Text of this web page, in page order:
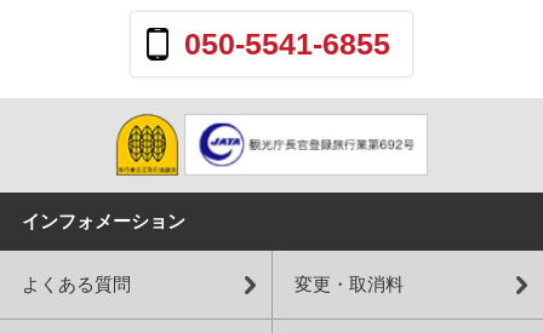
050-5541-6855
インフォメーション
よくある質問 変更・取消料